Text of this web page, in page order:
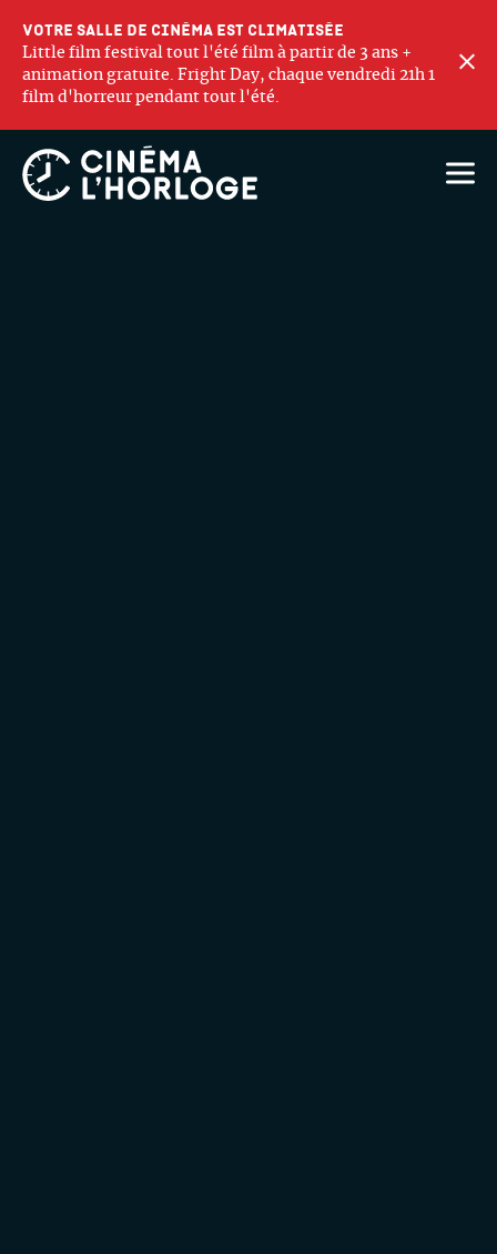
Votre salle de cinéma est climatisée
Little film festival tout l'été film à partir de 3 ans +
animation gratuite. Fright Day, chaque vendredi 21h 1
film d'horreur pendant tout l'été.